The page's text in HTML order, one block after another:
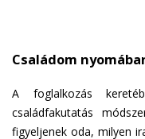
Családom
A foglalkozás
családfakutatás
figyeljenek oda, milyen